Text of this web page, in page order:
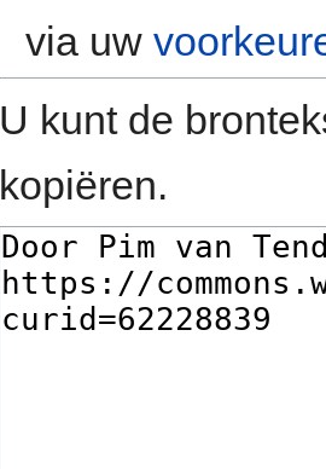
via uw
U kunt de
kopiëren.